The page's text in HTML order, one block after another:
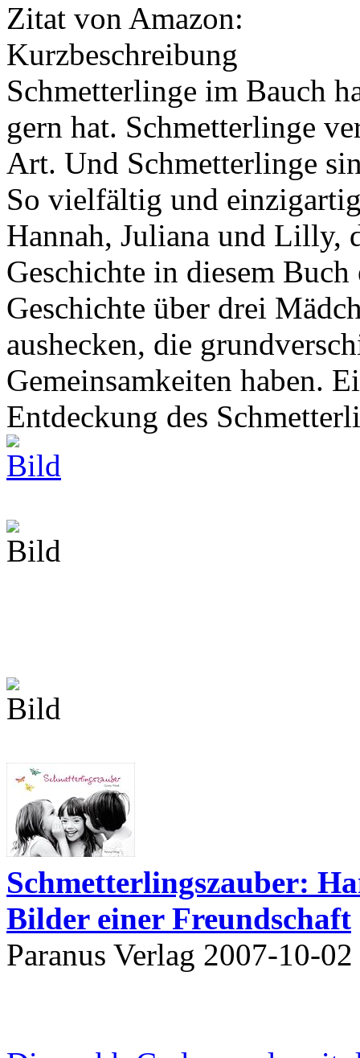
Zitat von Amazon:
Kurzbeschreibung
Schmetterlinge im Bauch
gern hat. Schmetterlinge
Art. Und Schmetterlinge
So vielfältig und
Hannah, Juliana und Lilly,
Geschichte in diesem
Geschichte über drei
aushecken, die
Gemeinsamkeiten haben.
Entdeckung des
Schmetterlingszauber:
Bilder einer Freundschaft
Paranus Verlag 2007-10-